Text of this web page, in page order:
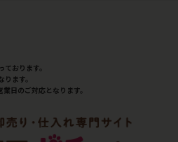
おります。
ます。
日のご対応となります。